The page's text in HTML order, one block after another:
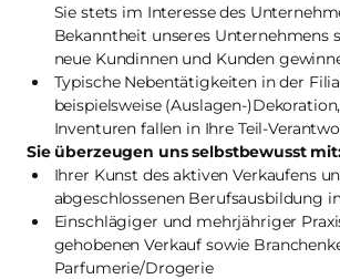
Sie stets im Interesse des
Bekanntheit unseres Unternehmens
neue Kundinnen und Kunden
Typische Nebentätigkeiten in der
beispielsweise (Auslagen-
Inventuren fallen in Ihre Teil-
Sie überzeugen uns selbstbewusst
Ihrer Kunst des aktiven Verkaufens
abgeschlossenen Berufsausbildung
Einschlägiger und mehrjähriger
gehobenen Verkauf sowie
Parfumerie/Drogerie